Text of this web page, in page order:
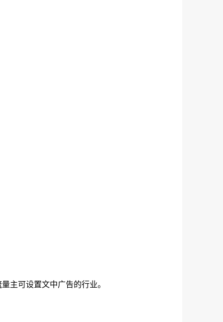
主可设置文中广告的行业。